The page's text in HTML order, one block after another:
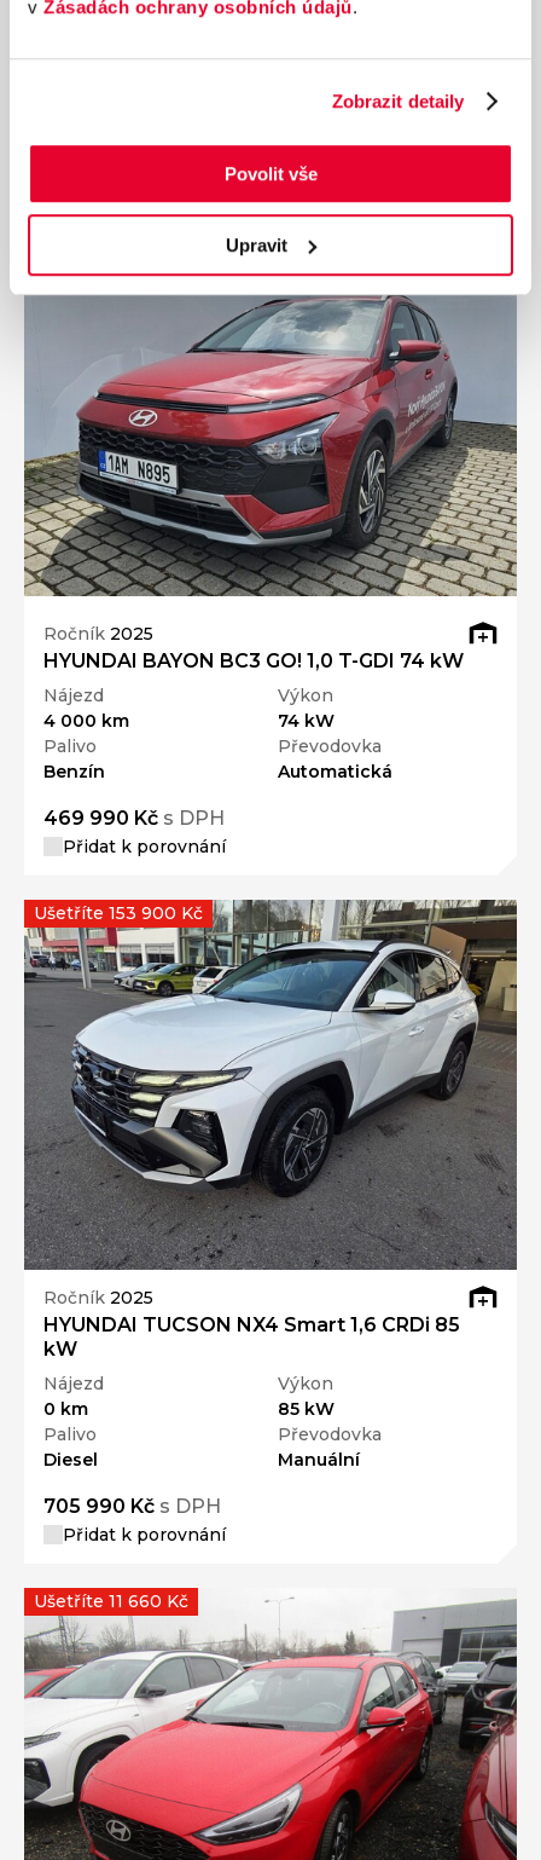
v Zásadách ochrany osobních údajů.
Zobrazit detaily
Povolit vše
Upravit
30 km
110 kW
Manuální
705 990 Kčs DPH
Ročník 2025
HYUNDAI BAYON BC3 GO! 1,0 T-GDI 74 kW
Nájezd
4 000 km
Výkon
74 kW
Palivo
Benzín
Převodovka
Automatická
469 990 Kč s DPH
Přidat k porovnání
Ročník 2025
HYUNDAI TUCSON NX4 Smart 1,6 CRDi 85
kW
Nájezd
0 km
Výkon
85 kW
Palivo
Diesel
Převodovka
Manuální
705 990 Kč s DPH
Přidat k porovnání
Ušetříte 153 900 Kč
Ušetříte 11 660 Kč